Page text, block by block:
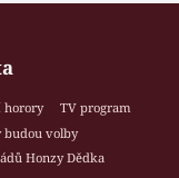
horory
TV program
budou volby
Honzy Dědka